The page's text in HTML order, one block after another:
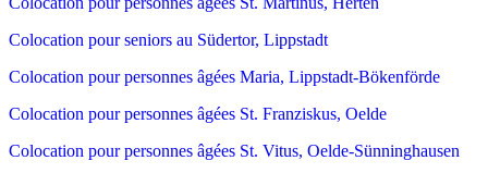
Colocation pour seniors au Südertor, Lippstadt
Colocation pour personnes âgées Maria, Lippstadt-Bökenförde
Colocation pour personnes âgées St. Franziskus, Oelde
Colocation pour personnes âgées St. Vitus, Oelde-Sünninghausen